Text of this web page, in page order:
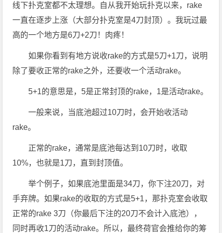
线下扑克室都不太理想。自从我开始玩扑克以来，rake
一直在逐步上涨（大部分扑克室是4刀封顶）。我玩过最
高的一个地方是6刀+2刀！肉疼！
如果你看到有地方说收rake的方式是5刀+1刀，说明
除了要收正常的rake之外，还要收一个活动rake。
5+1的意思是，5是正常封顶的rake，1是活动rake。
一般来说，当底池超过10刀时，会开始收活动
rake。
正常的rake，通常是底池每达到10刀时，收取
10%，也就是1刀，直到封顶值。
举个例子，如果底池里面是34刀，你下注20刀，对
手弃牌。如果rake的收取的方式是5+1，那扑克室会收取
正常的rake 3刀（你最后下注的20刀不会计入底池），
同时再收1刀的活动rake。所以，最终荷官会推给你的筹